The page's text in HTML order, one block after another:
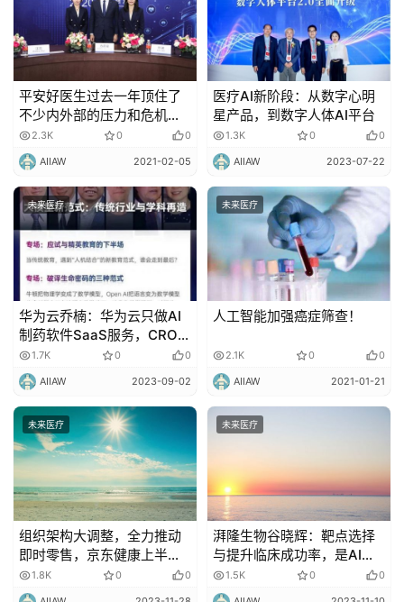
平安好医生过去一年顶住了
不少内外部的压力和危机，
盈利问题仍然存在！
2.3K 0 0
AIIAW 2021-02-05
医疗AI新阶段：从数字心明
星产品，到数字人体AI平台
1.3K 0 0
AIIAW 2023-07-22
未来医疗
华为云乔楠：华为云只做AI
制药软件SaaS服务，CRO与
自研管线不是我们的目标
1.7K 0 0
AIIAW 2023-09-02
未来医疗
人工智能加强癌症筛查！
2.1K 0 0
AIIAW 2021-01-21
未来医疗
组织架构大调整，全力推动
即时零售，京东健康上半年
表现如何？
1.8K 0 0
未来医疗
湃隆生物谷晓辉：靶点选择
与提升临床成功率，是AI制
药下一阶段要攻克的难题
1.5K 0 0